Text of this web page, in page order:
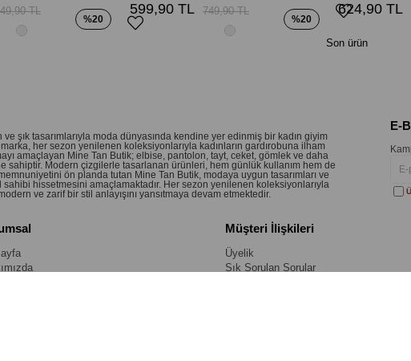
TL
%20
599,90 TL 749,90 TL
%20
624,90 TL
Son ürün
ve şık tasarımlarıyla moda dünyasında kendine yer edinmiş bir kadın giyim
her sezon yenilenen koleksiyonlarıyla kadınların gardırobuna ilham
amaçlayan Mine Tan Butik; elbise, pantolon, tayt, ceket, gömlek ve daha
sahiptir. Modern çizgilerle tasarlanan ürünleri, hem günlük kullanım hem de
ön planda tutan Mine Tan Butik, modaya uygun tasarımları ve
hissetmesini amaçlamaktadır. Her sezon yenilenen koleksiyonlarıyla
ve zarif bir stil anlayışını yansıtmaya devam etmektedir.
E-
Müşteri İlişkileri
Üyelik
Sık Sorulan Sorular